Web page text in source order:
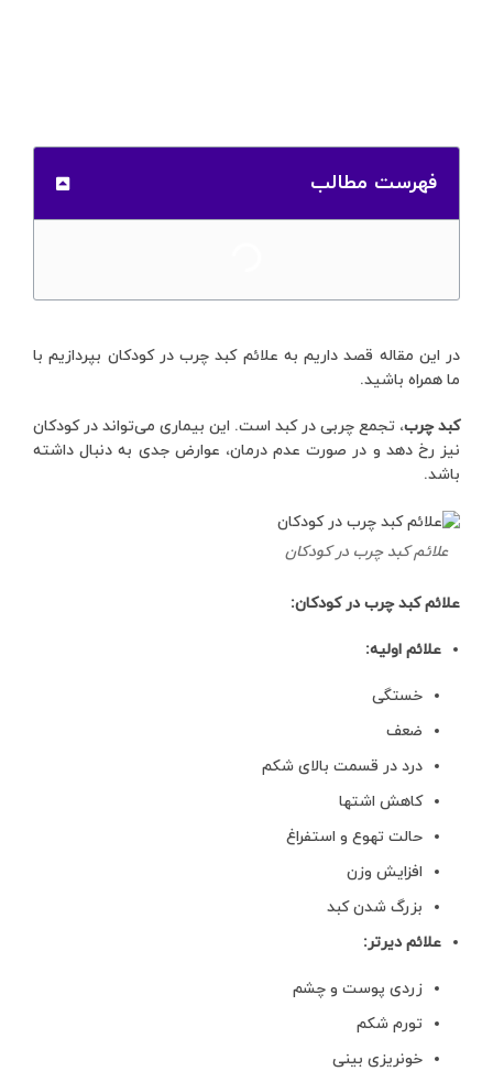
فهرست مطالب
در این مقاله قصد داریم به علائم کبد چرب در کودکان بپردازیم با
ما همراه باشید.
کبد چرب، تجمع چربی در کبد است. این بیماری می‌تواند در کودکان
نیز رخ دهد و در صورت عدم درمان، عوارض جدی به دنبال داشته
باشد.
علائم کبد چرب در کودکان
علائم کبد چرب در کودکان:
علائم اولیه:
خستگی
ضعف
درد در قسمت بالای شکم
کاهش اشتها
حالت تهوع و استفراغ
افزایش وزن
بزرگ شدن کبد
علائم دیرتر:
زردی پوست و چشم
تورم شکم
خونریزی بینی